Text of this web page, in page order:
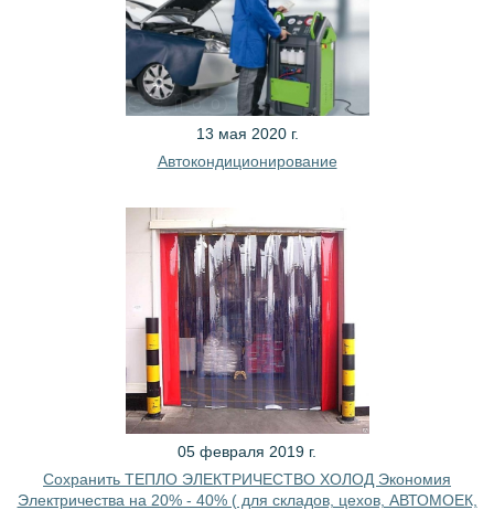
13 мая 2020 г.
Автокондиционирование
05 февраля 2019 г.
Сохранить ТЕПЛО ЭЛЕКТРИЧЕСТВО ХОЛОД Экономия
Электричества на 20% - 40% ( для складов, цехов, АВТОМОЕК,